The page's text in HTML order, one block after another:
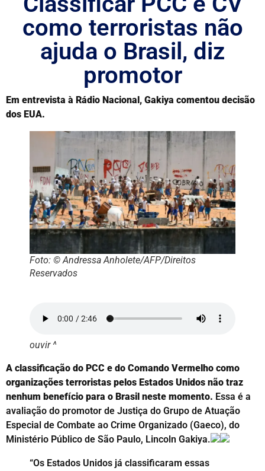
como terroristas não
ajuda o Brasil, diz
promotor
Em entrevista à Rádio Nacional, Gakiya comentou decisão
dos EUA.
Foto: © Andressa Anholete/AFP/Direitos
Reservados
ouvir ^
A classificação do PCC e do Comando Vermelho como
organizações terroristas pelos Estados Unidos não traz
nenhum benefício para o Brasil neste momento. Essa é a
avaliação do promotor de Justiça do Grupo de Atuação
Especial de Combate ao Crime Organizado (Gaeco), do
Ministério Público de São Paulo, Lincoln Gakiya.
“Os Estados Unidos já classificaram essas